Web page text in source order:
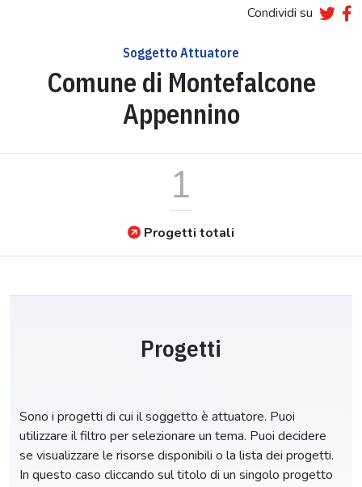
Condividi su
Soggetto Attuatore
Comune di Montefalcone
Appennino
1
Progetti totali
Progetti
Sono i progetti di cui il soggetto è attuatore. Puoi
utilizzare il filtro per selezionare un tema. Puoi decidere
se visualizzare le risorse disponibili o la lista dei progetti.
In questo caso cliccando sul titolo di un singolo progetto